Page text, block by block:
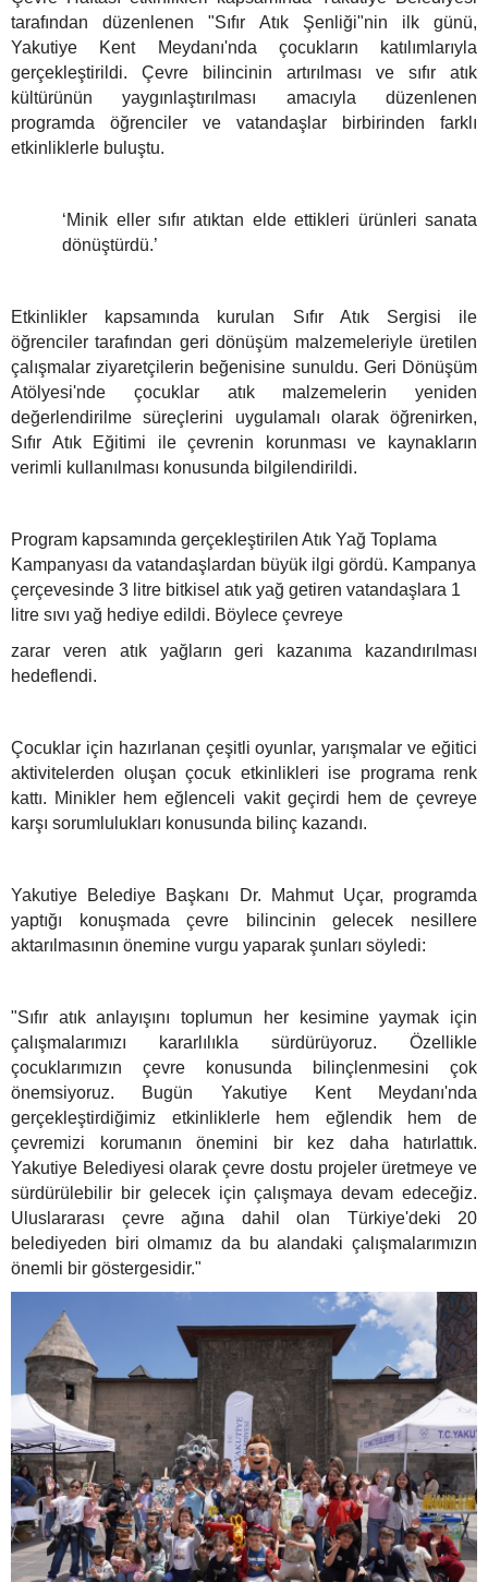
tarafından düzenlenen "Sıfır Atık Şenliği"nin ilk günü,
Yakutiye Kent Meydanı'nda çocukların katılımlarıyla
gerçekleştirildi. Çevre bilincinin artırılması ve sıfır atık
kültürünün yaygınlaştırılması amacıyla düzenlenen
programda öğrenciler ve vatandaşlar birbirinden farklı
etkinliklerle buluştu.
‘Minik eller sıfır atıktan elde ettikleri ürünleri sanata
dönüştürdü.’
Etkinlikler kapsamında kurulan Sıfır Atık Sergisi ile
öğrenciler tarafından geri dönüşüm malzemeleriyle üretilen
çalışmalar ziyaretçilerin beğenisine sunuldu. Geri Dönüşüm
Atölyesi'nde çocuklar atık malzemelerin yeniden
değerlendirilme süreçlerini uygulamalı olarak öğrenirken,
Sıfır Atık Eğitimi ile çevrenin korunması ve kaynakların
verimli kullanılması konusunda bilgilendirildi.
Program kapsamında gerçekleştirilen Atık Yağ Toplama
Kampanyası da vatandaşlardan büyük ilgi gördü. Kampanya
çerçevesinde 3 litre bitkisel atık yağ getiren vatandaşlara 1
litre sıvı yağ hediye edildi. Böylece çevreye
zarar veren atık yağların geri kazanıma kazandırılması
hedeflendi.
Çocuklar için hazırlanan çeşitli oyunlar, yarışmalar ve eğitici
aktivitelerden oluşan çocuk etkinlikleri ise programa renk
kattı. Minikler hem eğlenceli vakit geçirdi hem de çevreye
karşı sorumlulukları konusunda bilinç kazandı.
Yakutiye Belediye Başkanı Dr. Mahmut Uçar, programda
yaptığı konuşmada çevre bilincinin gelecek nesillere
aktarılmasının önemine vurgu yaparak şunları söyledi:
"Sıfır atık anlayışını toplumun her kesimine yaymak için
çalışmalarımızı kararlılıkla sürdürüyoruz. Özellikle
çocuklarımızın çevre konusunda bilinçlenmesini çok
önemsiyoruz. Bugün Yakutiye Kent Meydanı'nda
gerçekleştirdiğimiz etkinliklerle hem eğlendik hem de
çevremizi korumanın önemini bir kez daha hatırlattık.
Yakutiye Belediyesi olarak çevre dostu projeler üretmeye ve
sürdürülebilir bir gelecek için çalışmaya devam edeceğiz.
Uluslararası çevre ağına dahil olan Türkiye'deki 20
belediyeden biri olmamız da bu alandaki çalışmalarımızın
önemli bir göstergesidir."